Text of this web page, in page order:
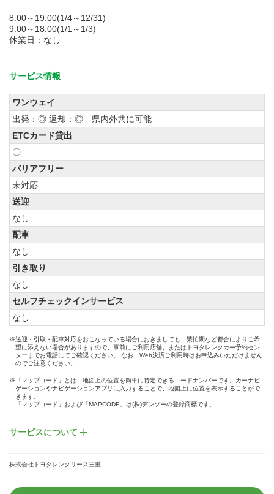
8:00～19:00(1/4～12/31)
9:00～18:00(1/1～1/3)
休業日：なし
サービス情報
ワンウェイ
出発：◎ 返却：◎ 県内外共に可能
ETCカード貸出
〇
バリアフリー
未対応
送迎
なし
配車
なし
引き取り
なし
セルフチェックインサービス
なし
※送迎・引取・配車対応をおこなっている場合におきましても、繁忙期など都合によりご希
望に添えない場合がありますので、事前にご利用店舗、またはトヨタレンタカー予約セン
ターまでお電話にてご確認ください。 なお、Web決済ご利用時はお申込みいただけません
のでご注意ください。
※「マップコード」とは、地図上の位置を簡単に特定できるコードナンバーです。カーナビ
ゲーションやナビゲーションアプリに入力することで、地図上に位置を表示することがで
きます。
「マップコード」および「MAPCODE」は(株)デンソーの登録商標です。
サービスについて
株式会社トヨタレンタリース三重